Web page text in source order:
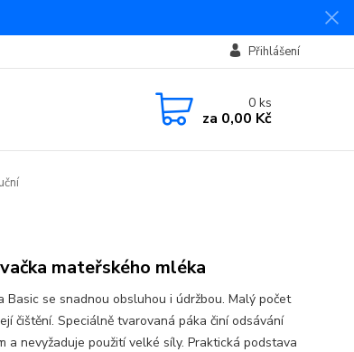
Přihlášení
0ks
za 0,00 Kč
mateřského mléka
Basic se snadnou obsluhou i údržbou. Malý počet
čištění. Speciálně tvarovaná páka činí odsávání
a nevyžaduje použití velké síly. Praktická podstava